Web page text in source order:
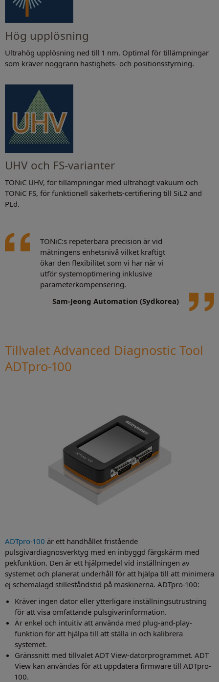
Hög upplösning
Ultrahög upplösning ned till 1 nm. Optimal för tillämpningar
som kräver noggrann hastighets- och positionsstyrning.
UHV och FS-varianter
TONiC UHV, för tillämpningar med ultrahögt vakuum och
TONiC FS, för funktionell säkerhets-certifiering till SiL2 and
PLd.
TONiC:s repeterbara precision är vid
mätningens enhetsnivå vilket kraftigt
ökar den flexibilitet som vi har när vi
utför systemoptimering inklusive
parameterkompensering.
Sam-Jeong Automation (Sydkorea)
Tillvalet Advanced Diagnostic Tool
ADTpro-100
ADTpro-100 är ett handhållet fristående
pulsgivardiagnosverktyg med en inbyggd färgskärm med
pekfunktion. Den är ett hjälpmedel vid inställningen av
systemet och planerat underhåll för att hjälpa till att minimera
ej schemalagd stilleståndstid på maskinerna. ADTpro-100:
Kräver ingen dator eller ytterligare inställningsutrustning
för att visa omfattande pulsgivarinformation.
Är enkel och intuitiv att använda med plug-and-play-
funktion för att hjälpa till att ställa in och kalibrera
systemet.
Gränssnitt med tillvalet ADT View-datorprogrammet. ADT
View kan användas för att uppdatera firmware till ADTpro-
100.